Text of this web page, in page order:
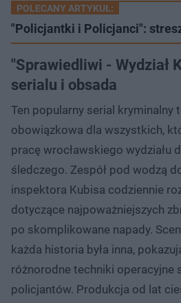
POLECANY ARTYKUŁ:
"Policjantki i Policjanci":
"Sprawiedliwi - Wydział
serialu i obsada
Ten popularny serial kryminalny
obowiązkowa dla wszystkich,
pracę wrocławskiego wydziału
śledczego. Zespół pod wodzą
inspektora Kubisa codziennie
dotyczące najpoważniejszych
po skomplikowane napady.
każda historia była inna,
różnorodne techniki operacyjne
policjantów. Produkcja od lat